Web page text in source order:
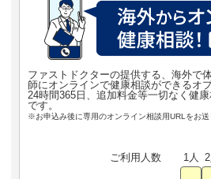
ファストドクターの提供する、海外で
師にオンラインで健康相談ができるオ
24時間365日、追加料金等一切なく健
です。
※お申込み後に専用のオンライン相談用URLをお送
ご利用人数 1人